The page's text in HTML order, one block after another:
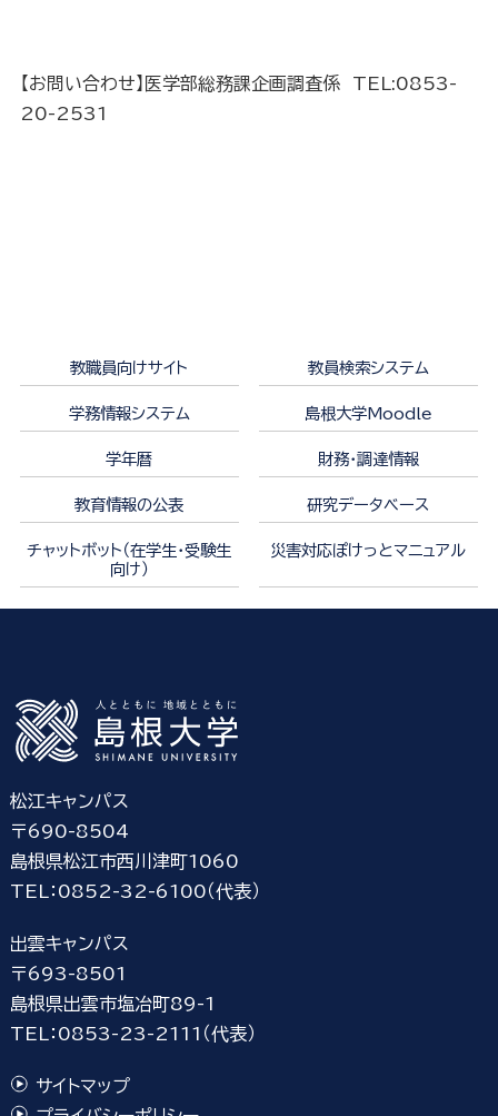
【お問い合わせ】医学部総務課企画調査係 TEL:0853-
20-2531
教職員向けサイト 教員検索システム
学務情報システム 島根大学Moodle
学年暦 財務・調達情報
教育情報の公表 研究データベース
チャットボット（在学生・受験生
向け）
災害対応ぽけっとマニュアル
松江キャンパス
〒690-8504
島根県松江市西川津町1060
TEL：0852-32-6100（代表）
出雲キャンパス
〒693-8501
島根県出雲市塩冶町89-1
TEL：0853-23-2111（代表）
サイトマップ